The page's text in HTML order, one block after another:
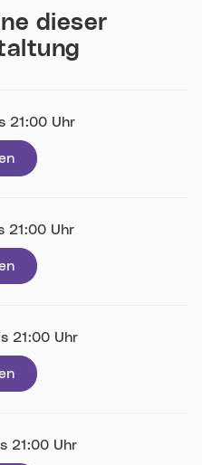
dieser
21:00 Uhr
21:00 Uhr
21:00 Uhr
21:00 Uhr